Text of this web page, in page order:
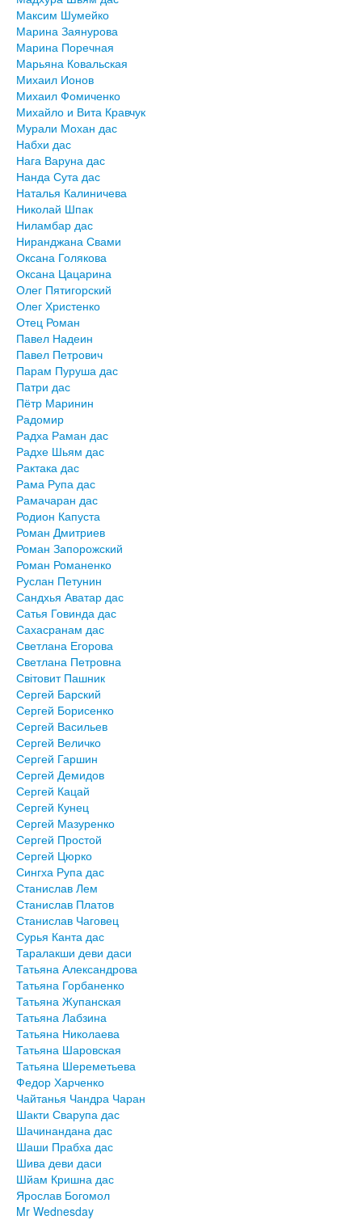
Максим Шумейко
Марина Заянурова
Марина Поречная
Марьяна Ковальская
Михаил Ионов
Михаил Фомиченко
Михайло и Вита Кравчук
Мурали Мохан дас
Набхи дас
Нага Варуна дас
Нанда Сута дас
Наталья Калиничева
Николай Шпак
Ниламбар дас
Ниранджана Свами
Оксана Голякова
Оксана Цацарина
Олег Пятигорский
Олег Христенко
Отец Роман
Павел Надеин
Павел Петрович
Парам Пуруша дас
Патри дас
Пётр Маринин
Радомир
Радха Раман дас
Радхе Шьям дас
Рактака дас
Рама Рупа дас
Рамачаран дас
Родион Капуста
Роман Дмитриев
Роман Запорожский
Роман Романенко
Руслан Петунин
Сандхья Аватар дас
Сатья Говинда дас
Сахасранам дас
Светлана Егорова
Светлана Петровна
Світовит Пашник
Сергей Барский
Сергей Борисенко
Сергей Васильев
Сергей Величко
Сергей Гаршин
Сергей Демидов
Сергей Кацай
Сергей Кунец
Сергей Мазуренко
Сергей Простой
Сергей Цюрко
Сингха Рупа дас
Станислав Лем
Станислав Платов
Станислав Чаговец
Сурья Канта дас
Таралакши деви даси
Татьяна Александрова
Татьяна Горбаненко
Татьяна Жупанская
Татьяна Лабзина
Татьяна Николаева
Татьяна Шаровская
Татьяна Шереметьева
Федор Харченко
Чайтанья Чандра Чаран
Шакти Сварупа дас
Шачинандана дас
Шаши Прабха дас
Шива деви даси
Шйам Кришна дас
Ярослав Богомол
Mr Wednesday